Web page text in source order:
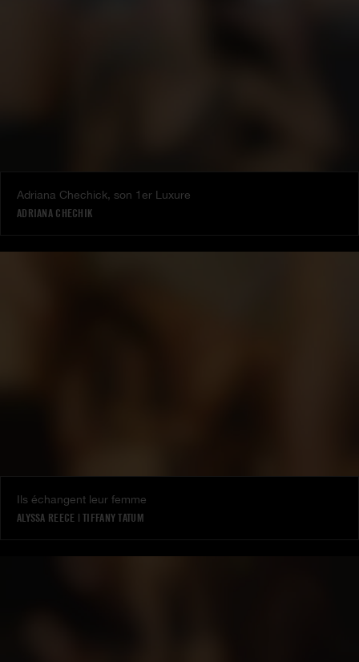
Adriana Chechick, son 1er Luxure
ADRIANA CHECHIK
Ils échangent leur femme
ALYSSA REECE |TIFFANY TATUM